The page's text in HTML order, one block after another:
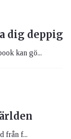
dig deppig
kan gö...
från f...